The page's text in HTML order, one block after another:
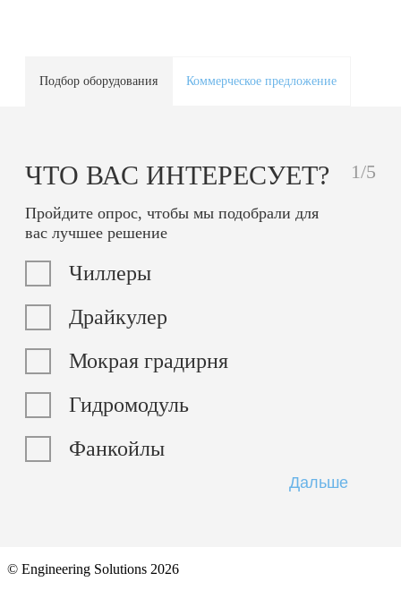
Подбор оборудования Коммерческое предложение
ЧТО ВАС ИНТЕРЕСУЕТ?
Пройдите опрос, чтобы мы подобрали для
вас лучшее решение
1/5
Чиллеры
Гидромодуль
Драйкулер
Фанкойлы
Мокрая градирня
© Engineering Solutions 2026